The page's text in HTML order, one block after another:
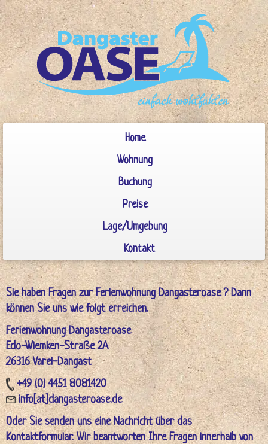
Zum
Inhalt
springen
Home
Wohnung
Buchung
Preise
Lage/Umgebung
Kontakt
Sie haben Fragen zur Ferienwohnung Dangasteroase ? Dann
können Sie uns wie folgt erreichen.
Ferienwohnung Dangasteroase
Edo-Wiemken-Straße 2A
26316 Varel-Dangast
+49 (0) 4451 8081420
info[at]dangasteroase.de
Oder Sie senden uns eine Nachricht über das
Kontaktformular. Wir beantworten Ihre Fragen innerhalb von